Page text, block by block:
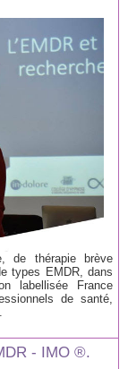
de thérapie brève
types EMDR, dans
labellisée France
de santé,
- IMO ®.